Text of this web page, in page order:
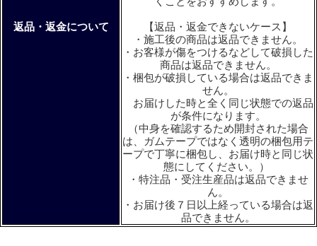
返品・返金について
【返品・返金できないケース】
・施工後の商品は返品できません。
・お客様が傷をつけるなどして破損した
商品は返品できません。
・梱包が破損している場合は返品できま
せん。
お届けした時と全く同じ状態での返品
が条件になります。
（中身を確認するため開封された場合
は、ガムテープではなく透明の梱包用テ
ープで丁寧に梱包し、お届け時と同じ状
態にしてください。）
・特注品・受注生産品は返品できませ
ん。
・お届け後７日以上経っている場合は返
品できません。